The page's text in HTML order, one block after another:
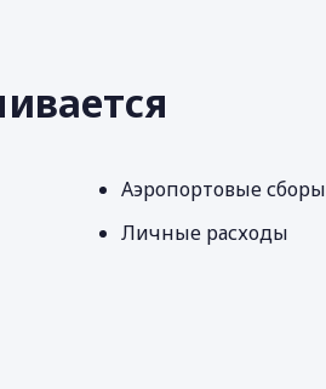
Аэропортовые сборы
Личные расходы